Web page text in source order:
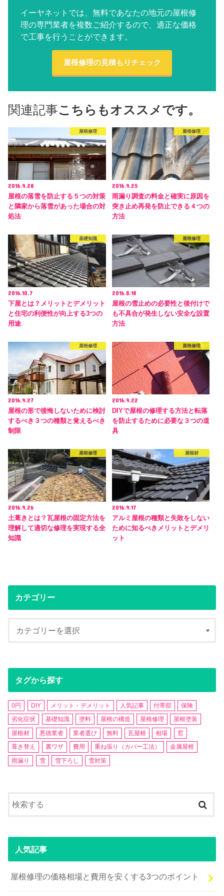
イーヤネットでは、無料であなたの地元の屋根修
理の専門業者を複数ご紹介するので、適正な価格
で工事を行うことができます。
屋根修理の見積もりチェック
関連記事こちらもオススメです。
屋根修理
2016.9.28
屋根の落雪を防止する５つの対策
と隣家から落雪があった場合の対
処法
屋根修理
2016.9.25
雨漏り調査の料金と確実に原因を
突き止め再発を防止できる４つの
方法
基礎知識
2016.10.7
下屋とは？メリットとデメリット
と住宅の利便性が向上する3つの
用途
屋根修理
2016.8.18
屋根の雪止めの必要性と後付けで
も不具合が発生しない安全な設置
方法
屋根修理
2016.9.27
屋根の形で後悔しないために検討
するべき３つの種類と覚えるべき
制限
屋根修理
2016.9.22
DIYで屋根の修理する方法と転落
を防止するために必要な３つの道
具
屋根修理
2016.9.26
土葺きとは？瓦屋根の固定方法を
理解して適切な修理を実現する全
知識
屋根材
2016.9.17
アルミ屋根の種類と失敗をしない
ために知るべきメリットとデメリ
ット
カテゴリー
タグから探す
0円 DIY メリット・デメリット 人気記事 付帯部
保険
劣化症状
基礎知識 塗料 屋根の構造 屋根修理
屋根塗装
屋根材
悪徳業者 業者選び 無料 瓦屋根 相場
窓
葺き替え
裏ワザ 費用 重ね張り（カバー工法）
金属屋根
雨漏り
雪 雪下ろし 雪対策
人気記事
屋根修理の価格相場と費用を安くする3つのポイント